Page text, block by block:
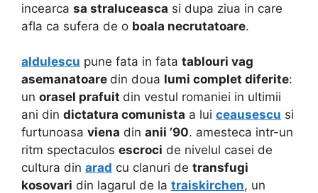
incearca sa straluceasca si dupa ziua in care
afla ca sufera de o boala necrutatoare.
aldulescu pune fata in fata tablouri vag
asemanatoare din doua lumi complet diferite:
un orasel prafuit din vestul romaniei in ultimii
ani din dictatura comunista a lui ceausescu si
furtunoasa viena din anii ’90. amesteca intr-un
ritm spectaculos escroci de nivelul casei de
cultura din arad cu clanuri de transfugi
kosovari din lagarul de la traiskirchen, un